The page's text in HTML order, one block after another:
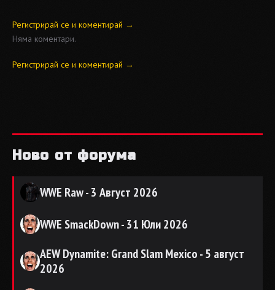
Регистрирай се и коментирай →
Няма коментари.
Регистрирай се и коментирай →
Ново от форума
WWE Raw - 3 Август 2026
WWE SmackDown - 31 Юли 2026
AEW Dynamite: Grand Slam Mexico - 5 август
2026